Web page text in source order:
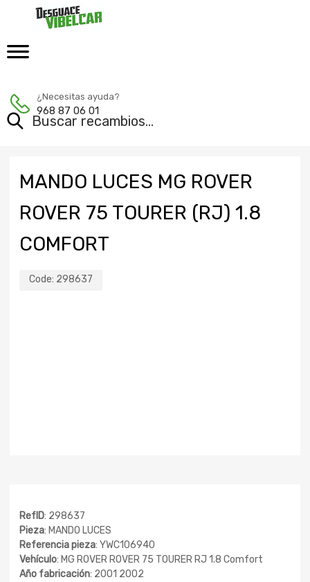
¿Necesitas ayuda?
968 87 06 01
MANDO LUCES MG ROVER
ROVER 75 TOURER (RJ) 1.8
COMFORT
Code: 298637
RefID: 298637
Pieza: MANDO LUCES
Referencia pieza: YWC106940
Vehículo: MG ROVER ROVER 75 TOURER RJ 1.8 Comfort
Año fabricación: 2001 2002